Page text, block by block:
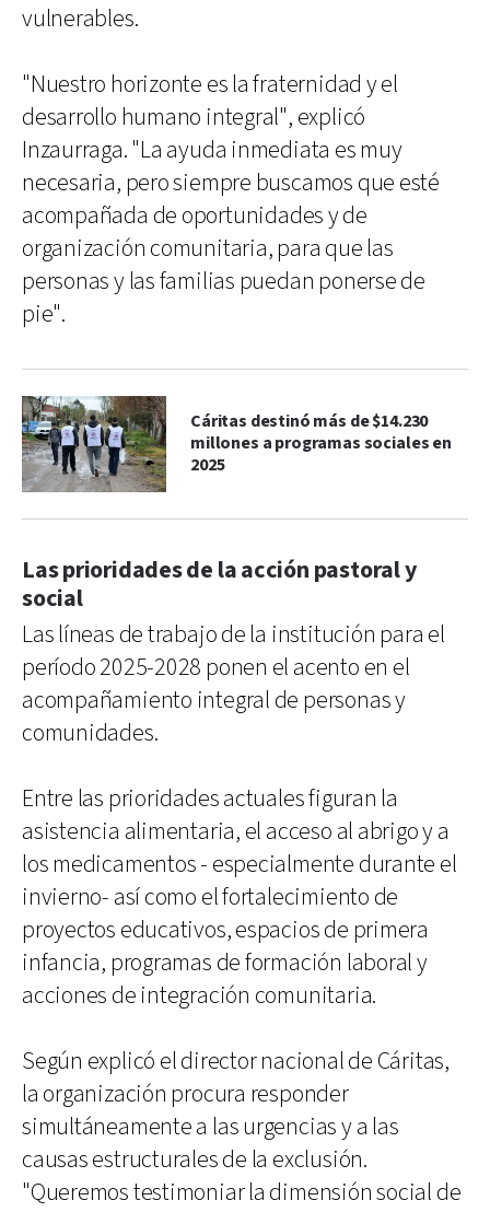
vulnerables.
"Nuestro horizonte es la fraternidad y el
desarrollo humano integral", explicó
Inzaurraga. "La ayuda inmediata es muy
necesaria, pero siempre buscamos que esté
acompañada de oportunidades y de
organización comunitaria, para que las
personas y las familias puedan ponerse de
pie".
Cáritas destinó más de $14.230
millones a programas sociales en
2025
Las prioridades de la acción pastoral y
social
Las líneas de trabajo de la institución para el
período 2025-2028 ponen el acento en el
acompañamiento integral de personas y
comunidades.
Entre las prioridades actuales figuran la
asistencia alimentaria, el acceso al abrigo y a
los medicamentos - especialmente durante el
invierno- así como el fortalecimiento de
proyectos educativos, espacios de primera
infancia, programas de formación laboral y
acciones de integración comunitaria.
Según explicó el director nacional de Cáritas,
la organización procura responder
simultáneamente a las urgencias y a las
causas estructurales de la exclusión.
"Queremos testimoniar la dimensión social de